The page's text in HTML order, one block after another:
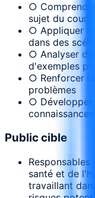
○
sujet du cours
○ Appliquer
dans des
○ Analyser
d'exemples
○ Renforcer
problèmes
○ Développer
Public cible
santé et de
travaillant